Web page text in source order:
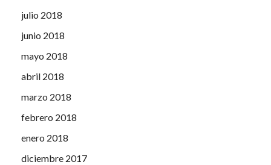
julio 2018
junio 2018
mayo 2018
abril 2018
marzo 2018
febrero 2018
enero 2018
diciembre 2017